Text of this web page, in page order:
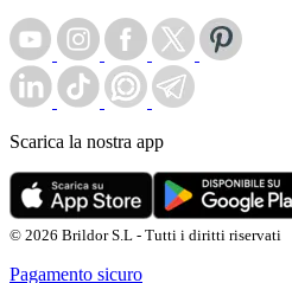
Scarica la nostra app
© 2026 Brildor S.L - Tutti i diritti riservati
Pagamento sicuro